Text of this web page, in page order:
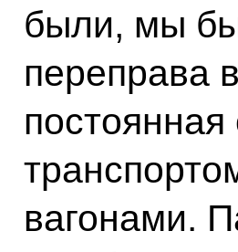
были, мы
переправа
вагонами.